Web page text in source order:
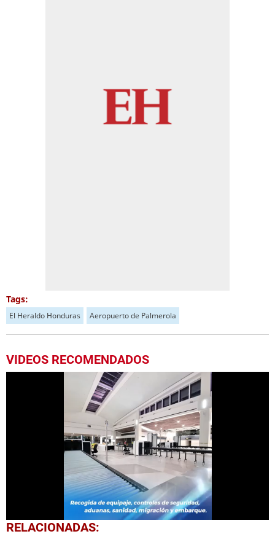
Tags:
El Heraldo Honduras Aeropuerto de Palmerola
VIDEOS RECOMENDADOS
0
of
RELACIONADAS: